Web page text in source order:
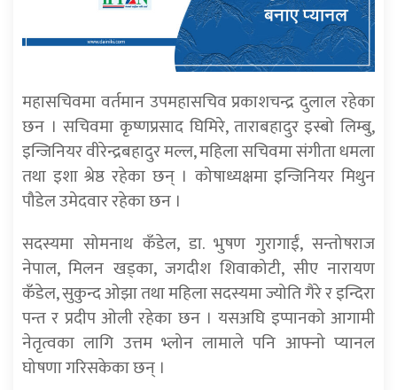
महासचिवमा वर्तमान उपमहासचिव प्रकाशचन्द्र दुलाल रहेका
छन । सचिवमा कृष्णप्रसाद घिमिरे, ताराबहादुर इस्बो लिम्बु,
इन्जिनियर वीरेन्द्रबहादुर मल्ल, महिला सचिवमा संगीता धमला
तथा इशा श्रेष्ठ रहेका छन् । कोषाध्यक्षमा इन्जिनियर मिथुन
पौडेल उमेदवार रहेका छन ।
सदस्यमा सोमनाथ कँडेल, डा. भुषण गुरागाईं, सन्तोषराज
नेपाल, मिलन खड्का, जगदीश शिवाकोटी, सीए नारायण
कँडेल, सुकुन्द ओझा तथा महिला सदस्यमा ज्योति गैरे र इन्दिरा
पन्त र प्रदीप ओली रहेका छन । यसअघि इप्पानको आगामी
नेतृत्वका लागि उत्तम भ्लोन लामाले पनि आफ्नो प्यानल
घोषणा गरिसकेका छन् ।